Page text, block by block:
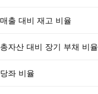
매출 대비 재고 비율
총자산 대비 장기 부채 비율
당좌 비율